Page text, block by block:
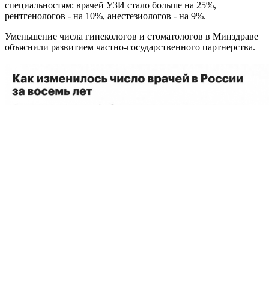
специальностям: врачей УЗИ стало больше на 25%,
рентгенологов - на 10%, анестезиологов - на 9%.
Уменьшение числа гинекологов и стоматологов в Минздраве
объяснили развитием частно-государственного партнерства.